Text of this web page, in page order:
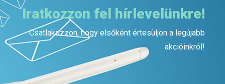
Iratkozzon fel hírlevelünkre!
Csatlakozzon, hogy elsőként értesüljön a legújabb
akcióinkról!